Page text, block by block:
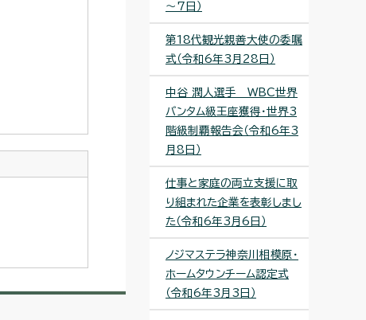
～7日）
第18代観光親善大使の委嘱
式（令和6年3月28日）
中谷 潤人選手 WBC世界
バンタム級王座獲得・世界3
階級制覇報告会（令和6年3
月8日）
仕事と家庭の両立支援に取
り組まれた企業を表彰しまし
た（令和6年3月6日）
ノジマステラ神奈川相模原・
ホームタウンチーム認定式
（令和6年3月3日）